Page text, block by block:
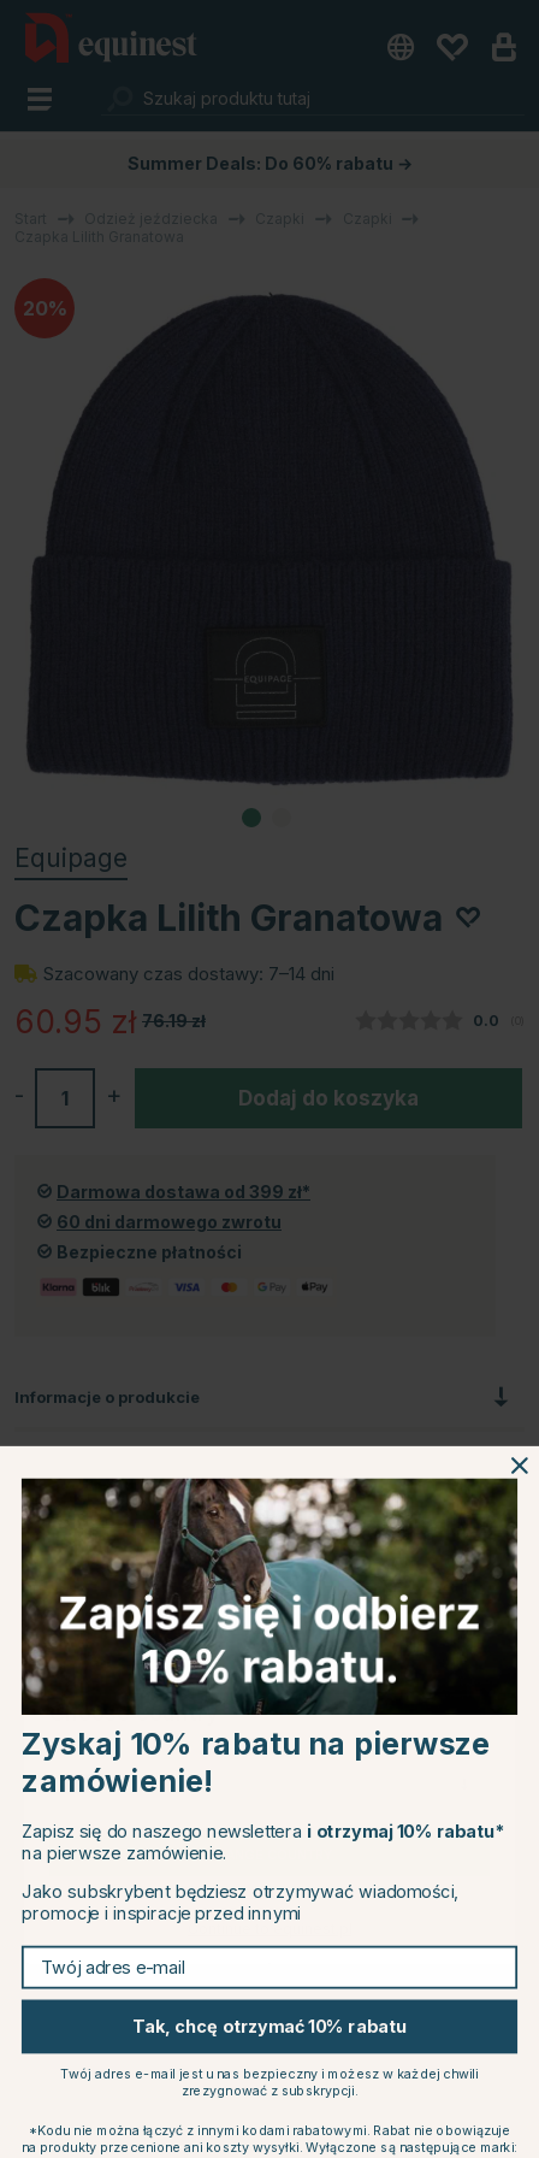
Summer Deals: Do 60% rabatu →
20
Equipage
Czapka Lilith Granatowa
Szacowany czas dostawy: 7–14 dni
76.19zł
60.95 zł Średnia
0.0
+
- Dodaj do koszyka
Darmowa dostawa od 399 zł*
60 dni darmowego zwrotu
Bezpieczne płatności
Informacje o produkcie
Recenzje
Powiązane produkty
50
MOUNTAIN HORSE
Czapka Sparkle Granatowa
53.49 zł 106.99 zł
(7)
50
51.50 zł 102.99 zł
(1)
Choose country
EU
CHANGE COUNTRY
Continue to equinest.pl
Zyskaj 10% rabatu na pierwsze
zamówienie!
Zapisz się do naszego newslettera i otrzymaj 10% rabatu*
na pierwsze zamówienie.
Jako subskrybent będziesz otrzymywać wiadomości,
promocje i inspiracje przed innymi
Twój adres e-mail
Tak, chcę otrzymać 10% rabatu
Twój adres e-mail jest u nas bezpieczny i możesz w każdej chwili
zrezygnować z subskrypcji.
*Kodu nie można łączyć z innymi kodami rabatowymi. Rabat nie obowiązuje
na produkty przecenione ani koszty wysyłki. Wyłączone są następujące marki: